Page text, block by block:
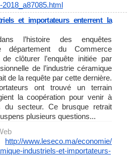
2018_a87085.html
et importateurs enterrent la
l’histoire des enquêtes
département du Commerce
clôturer l’enquête initiée par
de l’industrie céramique
de la requête par cette dernière.
ont trouvé un terrain
la coopération pour venir à
du secteur. Ce brusque retrait
plusieurs questions...
http://www.leseco.ma/economie/
industriels-et-importateurs-